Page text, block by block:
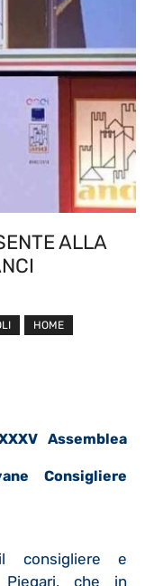
ALLA
HOME
Assemblea
Consigliere
consigliere e
Piegari, che in